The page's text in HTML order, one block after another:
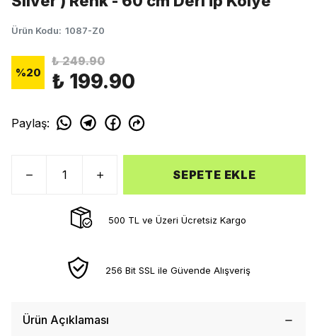
Ürün Kodu: 1087-Z0
%20
₺ 249.90
₺ 199.90
Paylaş:
SEPETE EKLE
500 TL ve Üzeri Ücretsiz Kargo
256 Bit SSL ile Güvende Alışveriş
Ürün Açıklaması